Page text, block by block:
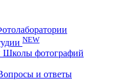
NEW
Школы фотографий
и ответы